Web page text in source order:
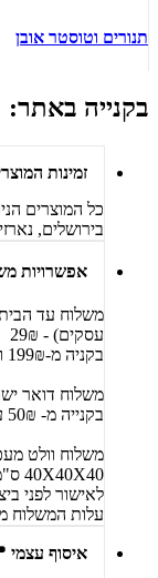
תנורים וטוסטר אובן
בקנייה באתר:
זמינות
כל המוצרים
בירושלים,
אפשרויות
עסקים) - 29₪
בקניה מ-199₪ ומעלה - משלוח חינם!
משלוח דואר
בקנייה מ- 50₪ עד 198₪ - משלוח חינם!
משלוח וולט
לאישור לפני
עלות המשלוח
איסוף עצמי